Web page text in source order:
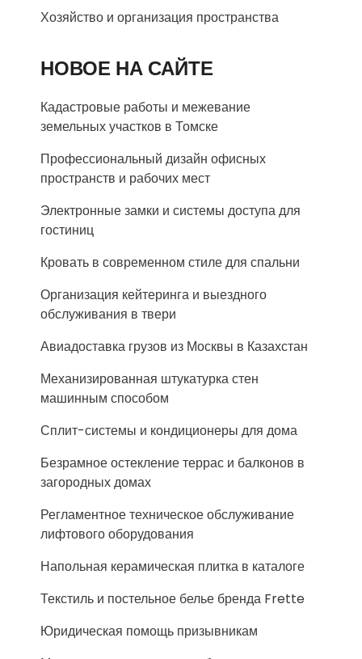
Хозяйство и организация пространства
НОВОЕ НА САЙТЕ
Кадастровые работы и межевание
земельных участков в Томске
Профессиональный дизайн офисных
пространств и рабочих мест
Электронные замки и системы доступа для
гостиниц
Кровать в современном стиле для спальни
Организация кейтеринга и выездного
обслуживания в твери
Авиадоставка грузов из Москвы в Казахстан
Механизированная штукатурка стен
машинным способом
Сплит-системы и кондиционеры для дома
Безрамное остекление террас и балконов в
загородных домах
Регламентное техническое обслуживание
лифтового оборудования
Напольная керамическая плитка в каталоге
Текстиль и постельное белье бренда Frette
Юридическая помощь призывникам